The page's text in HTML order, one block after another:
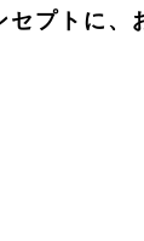
セプトに